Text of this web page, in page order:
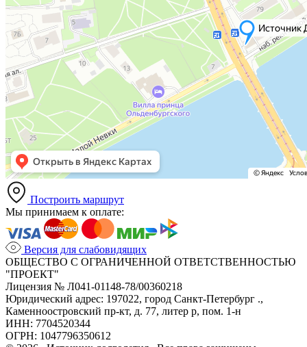
Построить маршрут
Мы принимаем к оплате:
Версия для слабовидящих
ОБЩЕСТВО С ОГРАНИЧЕННОЙ ОТВЕТСТВЕННОСТЬЮ
"ПРОЕКТ"
Лицензия № Л041-01148-78/00360218
Юридический адрес: 197022, город Санкт-Петербург .,
Каменноостровский пр-кт, д. 77, литер р, пом. 1-н
ИНН: 7704520344
ОГРН: 1047796350612